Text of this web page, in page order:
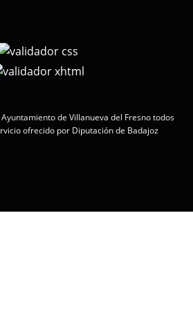
de Villanueva del Fresno todos
ofrecido por Diputación de Badajoz